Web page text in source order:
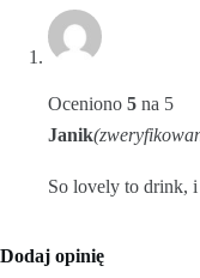
Oceniono 5 na 5
Janik
So lovely to drink,
Dodaj opinię